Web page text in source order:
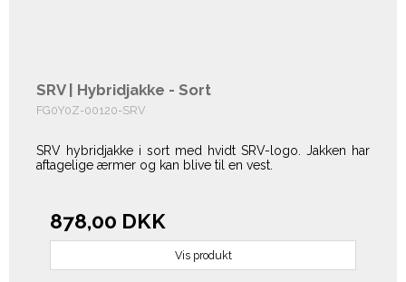
SRV | Hybridjakke - Sort
FG0Y0Z-00120-SRV
SRV hybridjakke i sort med hvidt SRV-logo. Jakken har
aftagelige ærmer og kan blive til en vest.
878,00 DKK
Vis produkt